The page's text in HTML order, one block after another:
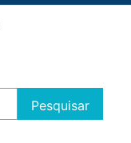
Pesquisar